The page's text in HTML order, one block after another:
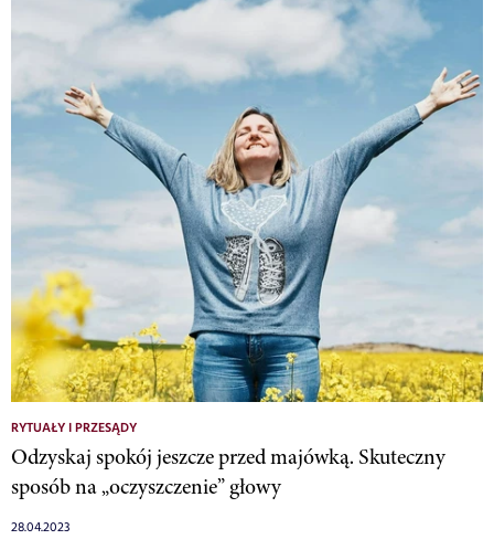
RYTUAŁY I PRZESĄDY
Odzyskaj spokój jeszcze przed majówką. Skuteczny
sposób na „oczyszczenie” głowy
28.04.2023